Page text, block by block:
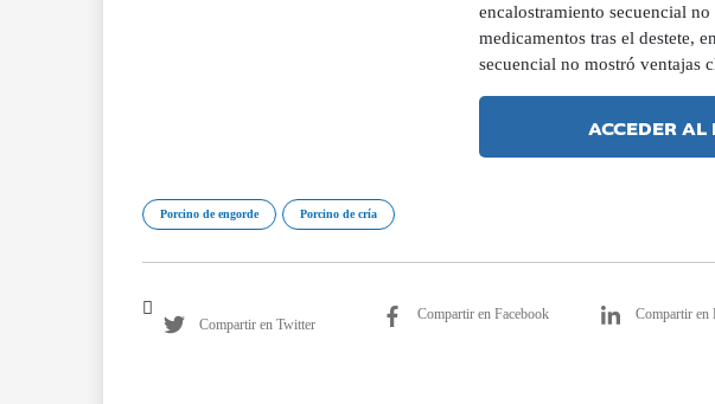
encalostramiento secuencial
medicamentos tras el destete,
secuencial no mostró ventajas
ACCEDER
Porcino de engorde Porcino de cría
Compartir en Twitter
Compartir en Facebook Compartir en